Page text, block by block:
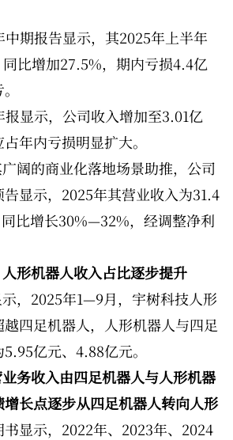
期报告显示，其2025年上半年
比增加27.5%，期内亏损4.4亿
报显示，公司收入增加至3.01亿
年内亏损明显扩大。
阔的商业化落地场景助推，公司
显示，2025年其营业收入为31.4
比增长30%—32%，经调整净利
形机器人收入占比逐步提升
，2025年1—9月，宇树科技人形
四足机器人，人形机器人与四足
亿元、4.88亿元。
务收入由四足机器人与人形机器
增长点逐步从四足机器人转向人形
显示，2022年、2023年、2024